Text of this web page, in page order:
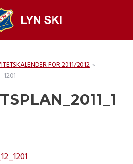
FOR 2011/2012 »